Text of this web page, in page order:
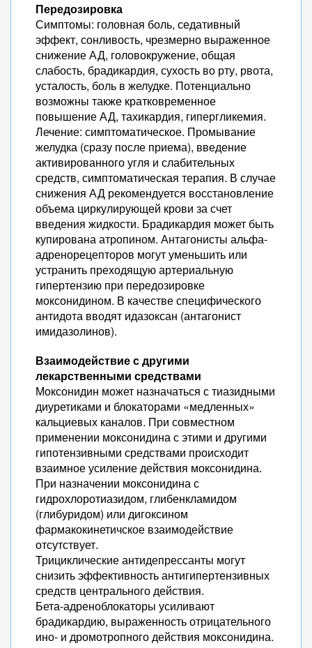
Передозировка
Симптомы: головная боль, седативный
эффект, сонливость, чрезмерно выраженное
снижение АД, головокружение, общая
слабость, брадикардия, сухость во рту, рвота,
усталость, боль в желудке. Потенциально
возможны также кратковременное
повышение АД, тахикардия, гипергликемия.
Лечение: симптоматическое. Промывание
желудка (сразу после приема), введение
активированного угля и слабительных
средств, симптоматическая терапия. В случае
снижения АД рекомендуется восстановление
объема циркулирующей крови за счет
введения жидкости. Брадикардия может быть
купирована атропином. Антагонисты альфа-
адренорецепторов могут уменьшить или
устранить преходящую артериальную
гипертензию при передозировке
моксонидином. В качестве специфического
антидота вводят идазоксан (антагонист
имидазолинов).
Взаимодействие с другими
лекарственными средствами
Моксонидин может назначаться с тиазидными
диуретиками и блокаторами «медленных»
кальциевых каналов. При совместном
применении моксонидина с этими и другими
гипотензивными средствами происходит
взаимное усиление действия моксонидина.
При назначении моксонидина с
гидрохлоротиазидом, глибенкламидом
(глибуридом) или дигоксином
фармакокинетичское взаимодействие
отсутствует.
Трициклические антидепрессанты могут
снизить эффективность антигипертензивных
средств центрального действия.
Бета-адреноблокаторы усиливают
брадикардию, выраженность отрицательного
ино- и дромотропного действия моксонидина.